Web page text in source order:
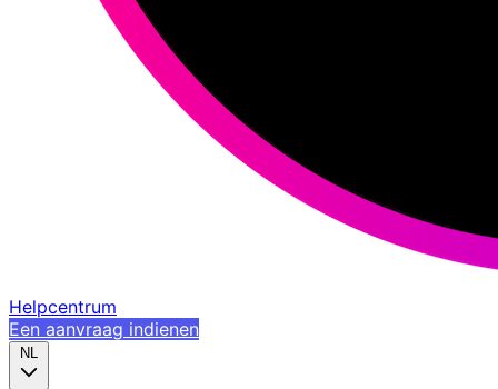
Helpcentrum
Een aanvraag indienen
NL